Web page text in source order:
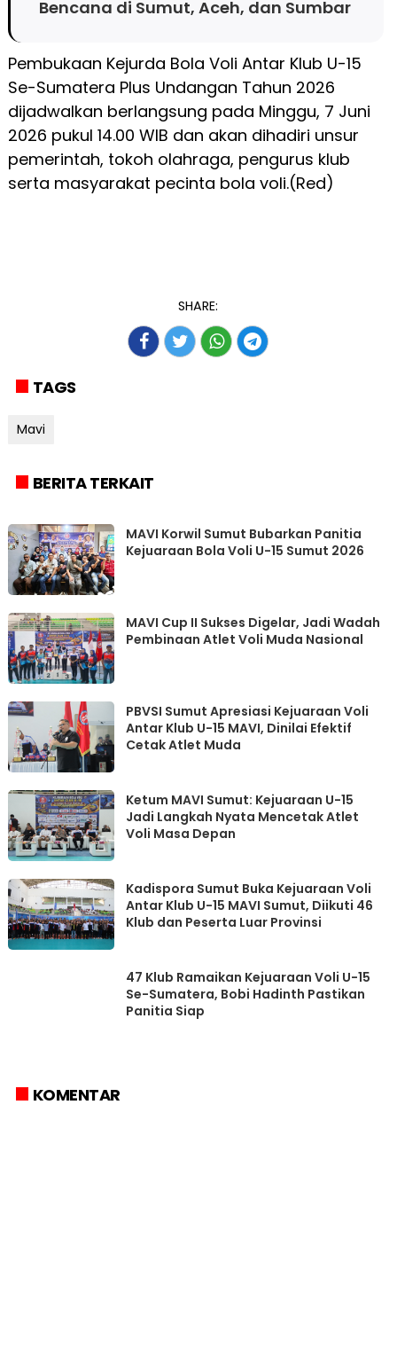
Bencana di Sumut, Aceh, dan Sumbar
Pembukaan Kejurda Bola Voli Antar Klub U-15
Se-Sumatera Plus Undangan Tahun 2026
dijadwalkan berlangsung pada Minggu, 7 Juni
2026 pukul 14.00 WIB dan akan dihadiri unsur
pemerintah, tokoh olahraga, pengurus klub
serta masyarakat pecinta bola voli.(Red)
SHARE:
TAGS
Mavi
BERITA TERKAIT
MAVI Korwil Sumut Bubarkan Panitia
Kejuaraan Bola Voli U-15 Sumut 2026
MAVI Cup II Sukses Digelar, Jadi Wadah
Pembinaan Atlet Voli Muda Nasional
PBVSI Sumut Apresiasi Kejuaraan Voli
Antar Klub U-15 MAVI, Dinilai Efektif
Cetak Atlet Muda
Ketum MAVI Sumut: Kejuaraan U-15
Jadi Langkah Nyata Mencetak Atlet
Voli Masa Depan
Kadispora Sumut Buka Kejuaraan Voli
Antar Klub U-15 MAVI Sumut, Diikuti 46
Klub dan Peserta Luar Provinsi
47 Klub Ramaikan Kejuaraan Voli U-15
Se-Sumatera, Bobi Hadinth Pastikan
Panitia Siap
KOMENTAR